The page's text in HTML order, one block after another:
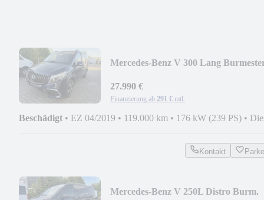
Mercedes-Benz V 300 Lang
27.990 €
Finanzierung ab 291 € mtl.
Beschädigt • EZ 04/2019 • 119.000 km • 176 kW (239 PS) •
Kontakt
Mercedes-Benz V 250L Distro Burm.